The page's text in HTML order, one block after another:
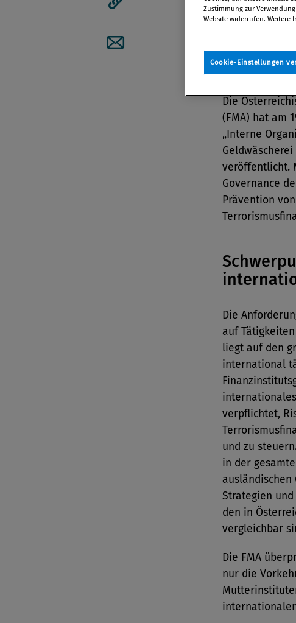
Artikellink kopieren
Artikel per Mail teilen
Die
(FMA) hat am
„Interne
veröffentlicht.
Governance
Prävention
Die
auf
liegt auf den
international
verpflichtet,
und zu
in der
Strategien
den in
vergleichbar
Die FMA
nur die
Zustimmung zur
Website widerrufen. Weitere
Cookie-Einstellungen